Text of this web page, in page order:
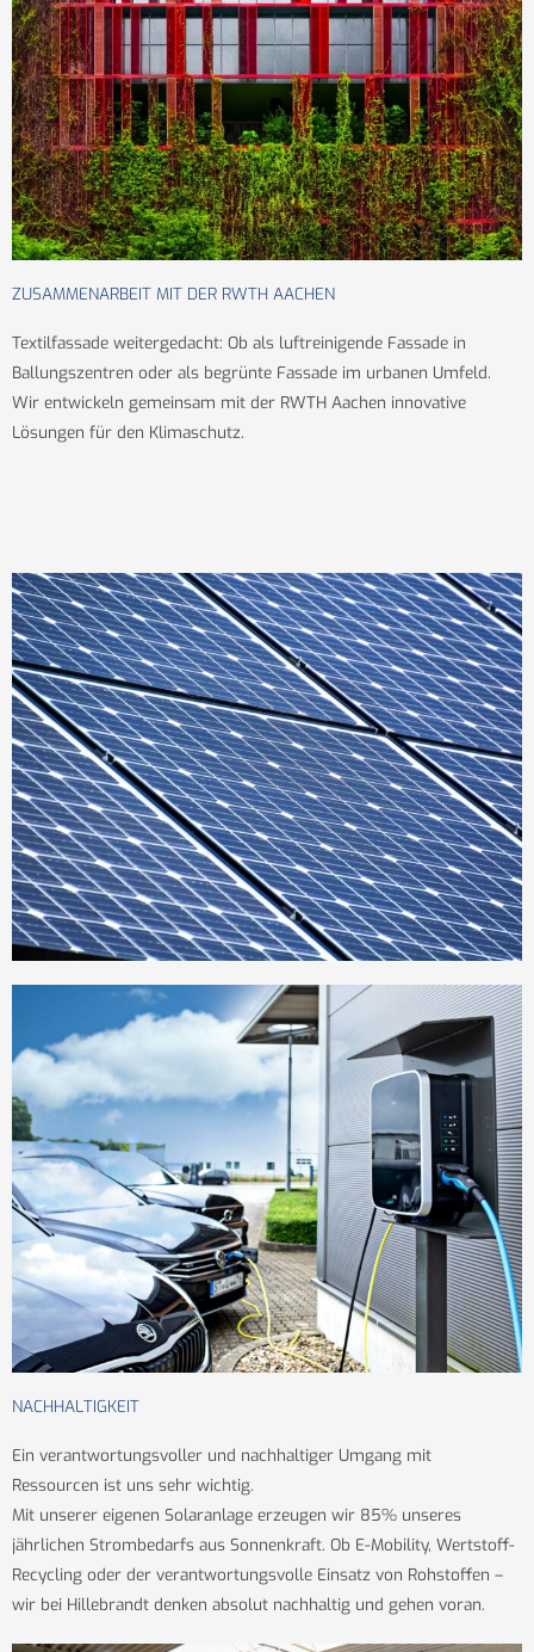
ZUSAMMENARBEIT MIT DER RWTH AACHEN
Textilfassade weitergedacht: Ob als luftreinigende Fassade in
Ballungszentren oder als begrünte Fassade im urbanen Umfeld.
Wir entwickeln gemeinsam mit der RWTH Aachen innovative
Lösungen für den Klimaschutz.
NACHHALTIGKEIT
Ein verantwortungsvoller und nachhaltiger Umgang mit
Ressourcen ist uns sehr wichtig.
Mit unserer eigenen Solaranlage erzeugen wir 85% unseres
jährlichen Strombedarfs aus Sonnenkraft. Ob E-Mobility, Wertstoff-
Recycling oder der verantwortungsvolle Einsatz von Rohstoffen –
wir bei Hillebrandt denken absolut nachhaltig und gehen voran.